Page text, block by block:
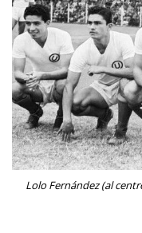
Lolo Fernández (al